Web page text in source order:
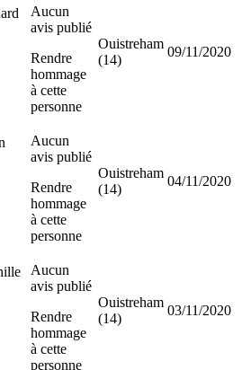
Aucun
avis publié
Rendre
hommage
à cette
personne
Ouistreham
(14)
09/11/2020
Aucun
avis publié
Rendre
hommage
à cette
personne
Ouistreham
(14)
04/11/2020
Aucun
avis publié
Rendre
hommage
à cette
personne
Ouistreham
(14)
03/11/2020